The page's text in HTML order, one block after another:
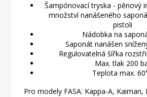
Šampónovací tryska - pěnový
množství nanášeného
pistoli
Nádobka na
Saponát nanášen
Regulovatelná šířka
Max. tlak 200
Teplota max.
Pro modely FASA: Kappa-A, Kaiman,